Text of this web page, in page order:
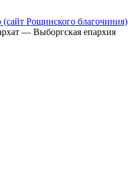
(сайт Рощинского благочиния)
— Выборгская епархия